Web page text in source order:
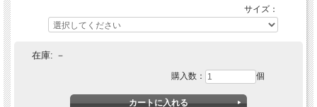
サイズ：
在庫: －
購入数： 個